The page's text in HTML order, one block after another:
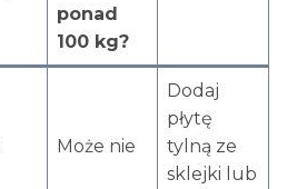
ponad
100 kg?
Może nie
Dodaj
płytę
tylną ze
sklejki lub